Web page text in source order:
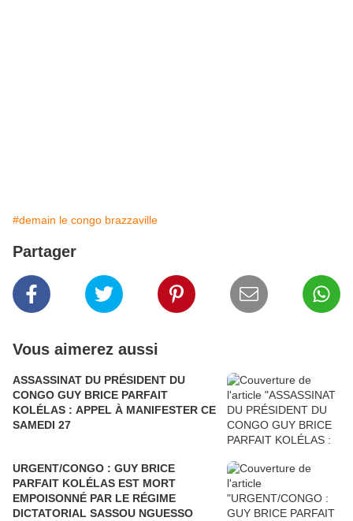
#demain le congo brazzaville
Partager
Vous aimerez aussi
ASSASSINAT DU PRÉSIDENT DU
CONGO GUY BRICE PARFAIT
KOLÉLAS : APPEL À MANIFESTER CE
SAMEDI 27
URGENT/CONGO : GUY BRICE
PARFAIT KOLÉLAS EST MORT
EMPOISONNÉ PAR LE RÉGIME
DICTATORIAL SASSOU NGUESSO